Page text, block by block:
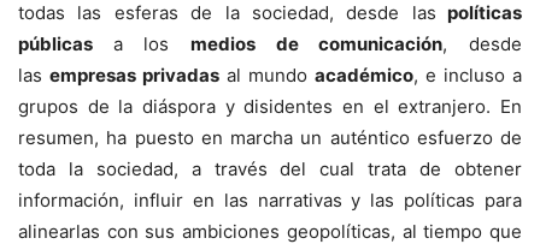
todas las esferas de la sociedad, desde las políticas
públicas a losmedios de comunicación, desde
las empresas privadas al mundo académico, e incluso a
grupos de la diáspora y disidentes en el extranjero. En
resumen, ha puesto en marcha un auténtico esfuerzo de
toda la sociedad, a través del cual trata de obtener
información, influir en las narrativas y las políticas para
alinearlas con sus ambiciones geopolíticas, al tiempo que